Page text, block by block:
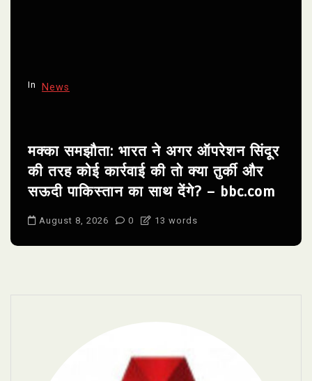
In News
मक्का समझौता: भारत ने अगर ऑपरेशन सिंदूर
की तरह कोई कार्रवाई की तो क्या तुर्की और
सऊदी पाकिस्तान का साथ देंगे? – bbc.com
August 8, 2026 0 13 words